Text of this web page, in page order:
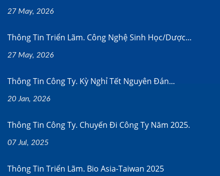
27 May, 2026
Thông Tin Triển Lãm. Công Nghệ Sinh Học/dược...
27 May, 2026
Thông Tin Công Ty. Kỳ Nghỉ Tết Nguyên Đán...
20 Jan, 2026
Thông Tin Công Ty. Chuyến Đi Công Ty Năm 2025.
07 Jul, 2025
Thông Tin Triển Lãm. Bio Asia-Taiwan 2025